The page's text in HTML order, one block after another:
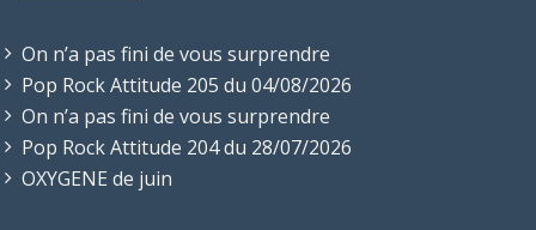
On n’a pas fini de vous surprendre
Pop Rock Attitude 205 du 04/08/2026
On n’a pas fini de vous surprendre
Pop Rock Attitude 204 du 28/07/2026
OXYGENE de juin